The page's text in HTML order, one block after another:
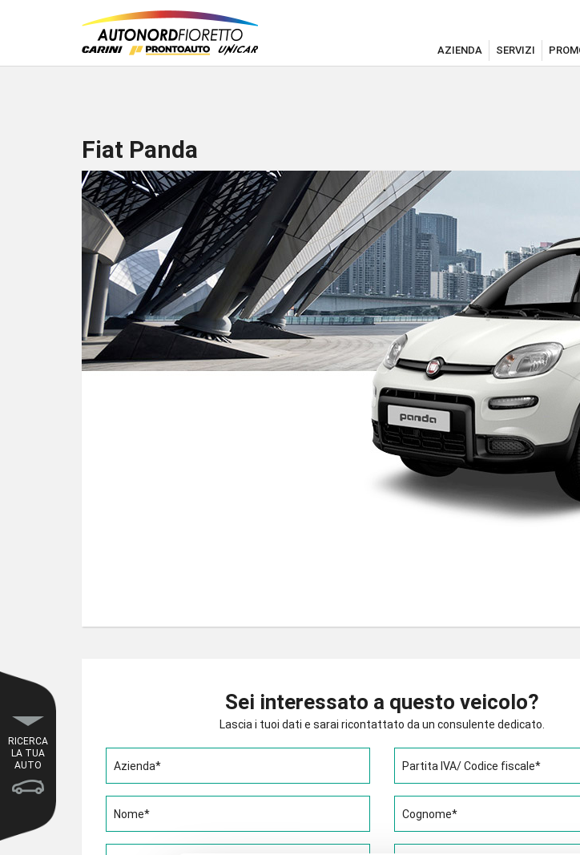
AZIENDA SERVIZI
Fiat Panda
Sei interessato a questo veicolo?
Lascia i tuoi dati e sarai ricontattato da un consulente dedicato.
Azienda* Partita IVA/ Codice fiscale*
Nome* Cognome*
RICERCA
LA TUA
AUTO